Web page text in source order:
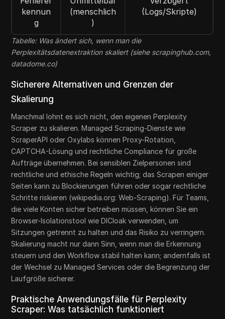
kennun
g
(menschlich
)
(Logs/Skripte)
Tabelle: Was ändert sich, wenn man die
Perplexitätsdatenextraktion skaliert (siehe scrapinghub.com,
datadome.co)
Sicherere Alternativen und Grenzen der
Skalierung
Manchmal lohnt es sich nicht, den eigenen Perplexity
Scraper zu skalieren. Managed Scraping-Dienste wie
ScraperAPI oder Oxylabs können Proxy-Rotation,
CAPTCHA-Lösung und rechtliche Compliance für große
Aufträge übernehmen. Bei sensiblen Zielpersonen sind
rechtliche und ethische Regeln wichtig; das Scrapen einiger
Seiten kann zu Blockierungen führen oder sogar rechtliche
Schritte riskieren (wikipedia.org: Web-Scraping). Für Teams,
die viele Konten sicher betreiben müssen, können Sie ein
Browser-Isolationstool wie DICloak verwenden, um
Sitzungen getrennt zu halten und das Risiko zu verringern.
Skalierung macht nur dann Sinn, wenn man die Erkennung
steuern und den Workflow stabil halten kann; andernfalls ist
der Wechsel zu Managed Services oder die Begrenzung der
Laufgröße sicherer.
Praktische Anwendungsfälle für Perplexity
Scraper: Was tatsächlich funktioniert